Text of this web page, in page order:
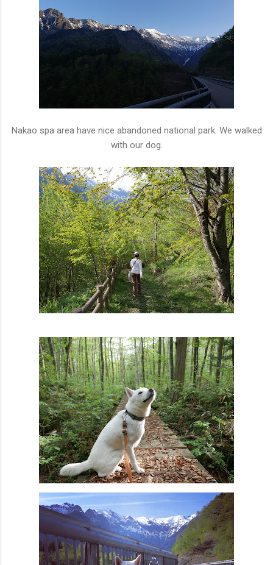
Nakao spa area have nice abandoned national park. We walked
with our dog.